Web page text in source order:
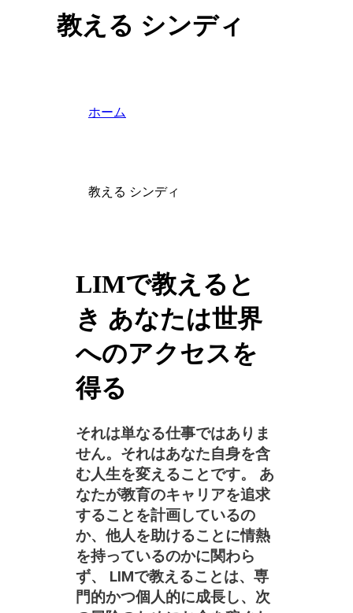
教える シンディ
ホーム
教える シンディ
LIMで教えると
き あなたは世界
へのアクセスを
得る
それは単なる仕事ではありま
せん。それはあなた自身を含
む人生を変えることです。 あ
なたが教育のキャリアを追求
することを計画しているの
か、他人を助けることに情熱
を持っているのかに関わら
ず、 LIMで教えることは、専
門的かつ個人的に成長し、次